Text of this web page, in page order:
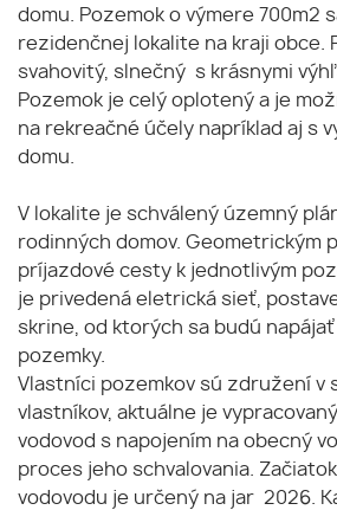
domu. Pozemok o výmere 700m2
rezidenčnej lokalite na kraji obce.
svahovitý, slnečný s krásnymi
Pozemok je celý oplotený a je
na rekreačné účely napríklad aj s
domu.
V lokalite je schválený územný
rodinných domov. Geometrickým
príjazdové cesty k jednotlivým
je privedená eletrická sieť,
skrine, od ktorých sa budú
pozemky.
Vlastníci pozemkov sú združení v
vlastníkov, aktuálne je
vodovod s napojením na obecný
proces jeho schvalovania.
vodovodu je určený na jar 2026.